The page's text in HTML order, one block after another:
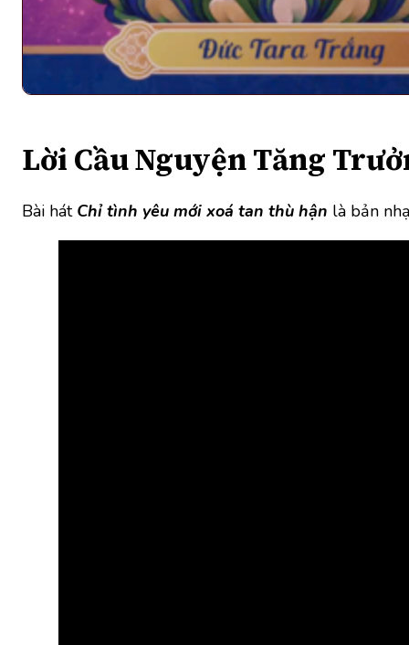
Lời Cầu Nguyện Tăng
Bài hát Chỉ tình yêu mới xoá tan thù hận là bản